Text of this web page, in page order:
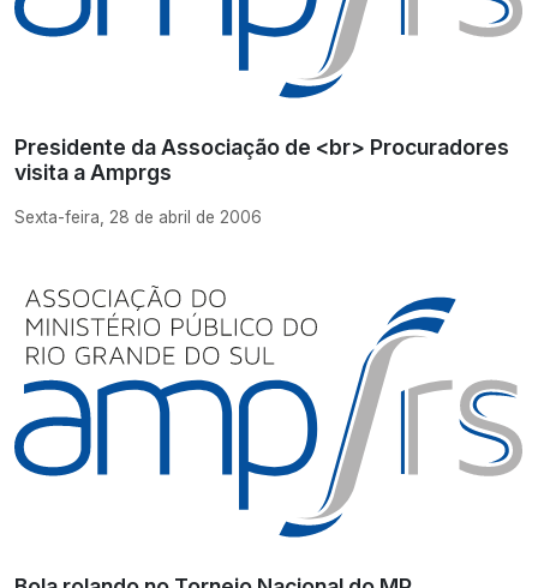
Presidente da Associação de <br> Procuradores
visita a Amprgs
Sexta-feira, 28 de abril de 2006